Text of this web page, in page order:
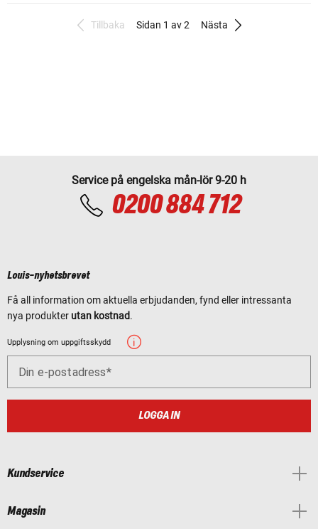
Tillbaka Sidan 1 av 2 Nästa
Service på engelska mån-lör 9-20 h
0200 884 712
Louis-nyhetsbrevet
Få all information om aktuella erbjudanden, fynd eller intressanta
nya produkter utan kostnad.
Upplysning om uppgiftsskydd
Din e-postadress
LOGGA IN
Kundservice
Magasin